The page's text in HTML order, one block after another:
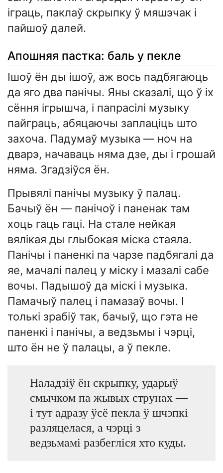
іграць, паклаў скрыпку ў мяшэчак і
пайшоў далей.
Апошняя пастка: баль у пекле
Ішоў ён ды ішоў, аж вось падбягаюць
да яго два панічы. Яны сказалі, що ў іх
сёння ігрышча, і папрасілі музыку
пайграць, абяцаючы заплаціць што
захоча. Падумаў музыка — ноч на
дварэ, начаваць няма дзе, ды і грошай
няма. Згадзіўся ён.
Прывялі панічы музыку ў палац.
Бачыў ён — панічоў і паненак там
хоць гаць гаці. На стале нейкая
вялікая ды глыбокая міска стаяла.
Панічы і паненкі па чарзе падбягалі да
яе, мачалі палец у міску і мазалі сабе
вочы. Падышоў да міскі і музыка.
Памачыў палец і памазаў вочы. І
толькі зрабіў так, бачыў, що гэта не
паненкі і панічы, а ведзьмы і чэрці,
што ён не ў палацы, а ў пекле.
Наладзіў ён скрыпку, ударыў
смычком па жывых струнах —
і тут адразу ўсё пекла ў шчэпкі
разляцелася, а чэрці з
ведзьмамі разбегліся хто куды.